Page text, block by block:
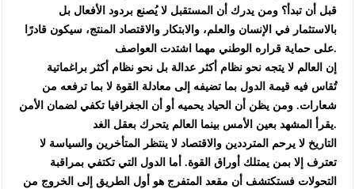
قبل أن تبدأ؟ ومن يدرك أن المستقبل لا يُصنع بردود الأفعال بل
بالاستثمار في الإنسان والعلم، والابتكار والاقتصاد المنتج، سيكون قادرًا
على حماية قراره الوطني مهما اشتدت العواصف.
‏إن العالم لا يتجه نحو نظام أكثر عدالة بل نحو نظام أكثر براغماتية
تُقاس فيه قيمة الدول بما تضيفه إلى معادلة القوة لا بما ترفعه من
شعارات. ومن يظن أن الحياد يحميه أو أن الجغرافيا تكفي لضمان الأمن
يقرأ المشهد بعين الأمس بينما العالم يتحرك بعقل الغد.
‏التاريخ لا يرحم المترددين والاقتصاد لا ينتظر المتأخرين والسياسة لا
تعترف إلا بمن يمتلك أوراق القوة. أما الدول التي تكتفي بمراقبة
التحولات فستكتشف أن مقعد المتفرج هو أول الطريق إلى الخروج من